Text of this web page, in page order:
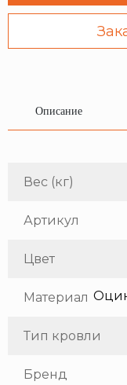
Описание
Вес (кг)
Артикул
Цвет
Материал
Тип кровли
Бренд